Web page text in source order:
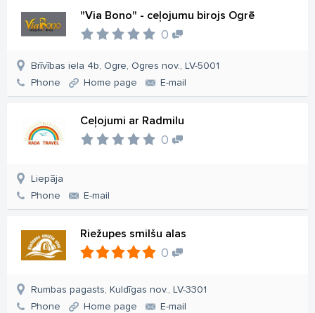
"Via Bono" - ceļojumu birojs Ogrē
0
Brīvības iela 4b, Ogre, Ogres nov., LV-5001
Phone
Home page E-mail
Ceļojumi ar Radmilu
0
Liepāja
Phone
E-mail
Riežupes smilšu alas
0
Rumbas pagasts, Kuldīgas nov., LV-3301
Phone
Home page E-mail